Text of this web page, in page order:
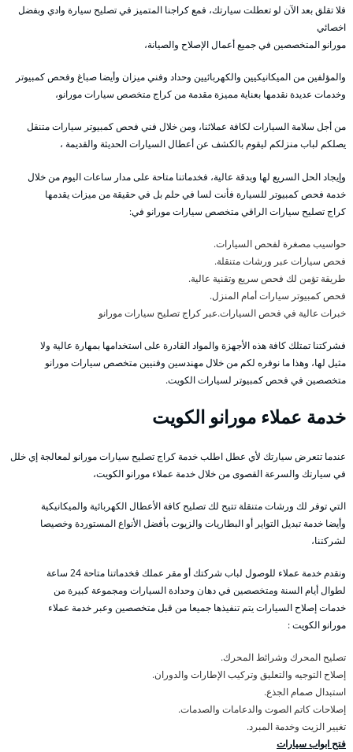
فلا تقلق بعد الآن لو تعطلت سيارتك، فمع كراجنا المتميز في تصليح سيارة وادي وبفضل
اخصائي
مورانو المتخصصين في جميع أعمال الإصلاح والصيانة،
والمؤلفين من الميكانيكيين والكهربائيين وحداد وفني ميزان وأيضا صباغ وفحص كمبيوتر
وخدمات عديدة نقدمها بعناية مميزة مقدمة من كراج متخصص سيارات مورانو،
من أجل سلامة السيارات لكافة عملائنا، ومن خلال فني فحص كمبيوتر سيارات متنقل
يصلكم لباب منزلكم ليقوم بالكشف عن أعطال السيارات الحديثة والقديمة ،
وإيجاد الحل السريع لها وبدقة عالية، فخدماتنا متاحة على مدار ساعات اليوم من خلال
خدمة فحص كمبيوتر للسيارة فأنت لسا في حلم بل في حقيقة من ميزات يقدمها
كراج تصليح سيارات الراقي متخصص سيارات مورانو في:
حواسيب مصغرة لفحص السيارات.
فحص سيارات عبر ورشات متنقلة.
طريقة تؤمن لك فحص سريع وتقنية عالية.
فحص كمبيوتر سيارات أمام المنزل.
خبرات عالية في فحص السيارات.عبر كراج تصليح سيارات مورانو
فشركتنا تمتلك كافة هذه الأجهزة والمواد القادرة على استخدامها بمهارة عالية ولا
مثيل لها، وهذا ما نوفره لكم من خلال مهندسين وفنيين متخصص سيارات مورانو
متخصصين في فحص كمبيوتر لسيارات الكويت.
خدمة عملاء مورانو الكويت
عندما تتعرض سيارتك لأي عطل اطلب خدمة كراج تصليح سيارات مورانو لمعالجة إي خلل
في سيارتك والسرعة القصوى من خلال خدمة عملاء مورانو الكويت،
التي توفر لك ورشات متنقلة تتيح لك تصليح كافة الأعطال الكهربائية والميكانيكية
وأيضا خدمة تبديل التواير أو البطاريات والزيوت بأفضل الأنواع المستوردة وخصيصا
لشركتنا،
ونقدم خدمة عملاء للوصول لباب شركتك أو مقر عملك فخدماتنا متاحة 24 ساعة
لطوال أيام السنة ومتخصصين في دهان وحدادة السيارات ومجموعة كبيرة من
خدمات إصلاح السيارات يتم تنفيذها جميعا من قبل متخصصين وعبر خدمة عملاء
مورانو الكويت :
تصليح المحرك وشرائط المحرك.
إصلاح التوجيه والتعليق وتركيب الإطارات والدوران.
استبدال صمام الجذع.
إصلاحات كاتم الصوت والدعامات والصدمات.
تغيير الزيت وخدمة المبرد.
فتح ابواب سيارات